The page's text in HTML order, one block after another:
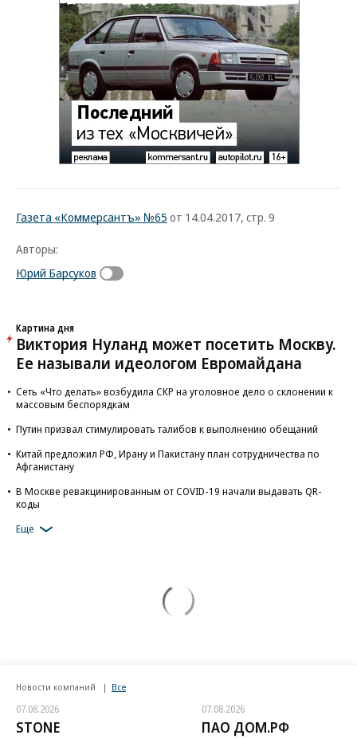
Газета «Коммерсантъ» №65 от 14.04.2017, стр. 9
Авторы:
Юрий Барсуков
Картина дня
Виктория Нуланд может посетить Москву.
Ее называли идеологом Евромайдана
Сеть «Что делать» возбудила СКР на уголовное дело о склонении к
массовым беспорядкам
Путин призвал стимулировать талибов к выполнению обещаний
Китай предложил РФ, Ирану и Пакистану план сотрудничества по
Афганистану
В Москве ревакцинированным от COVID-19 начали выдавать QR-
коды
Еще
Новости компаний Все
07.08.2026
STONE
07.08.2026
ПАО ДОМ.РФ